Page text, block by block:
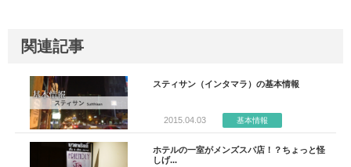
関連記事
スティサン（インタマラ）の基本情報
2015.04.03 基本情報
ホテルの一室がメンズスパ店！？ちょっと怪
しげ...